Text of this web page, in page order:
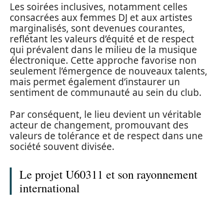
Les soirées inclusives, notamment celles
consacrées aux femmes DJ et aux artistes
marginalisés, sont devenues courantes,
reflétant les valeurs d’équité et de respect
qui prévalent dans le milieu de la musique
électronique. Cette approche favorise non
seulement l’émergence de nouveaux talents,
mais permet également d’instaurer un
sentiment de communauté au sein du club.
Par conséquent, le lieu devient un véritable
acteur de changement, promouvant des
valeurs de tolérance et de respect dans une
société souvent divisée.
Le projet U60311 et son rayonnement
international